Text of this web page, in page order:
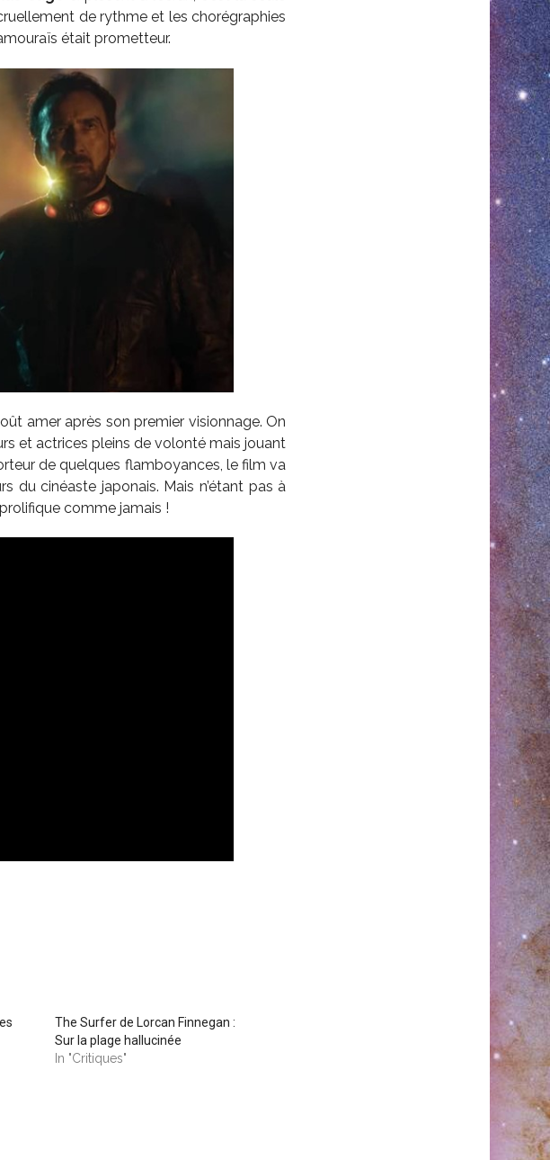
de rythme et les chorégraphies
était prometteur.
amer après son premier visionnage. On
et actrices pleins de volonté mais jouant
de quelques flamboyances, le film va
du cinéaste japonais. Mais n’étant pas à
comme jamais !
The Surfer de Lorcan Finnegan :
Sur la plage hallucinée
In "Critiques"